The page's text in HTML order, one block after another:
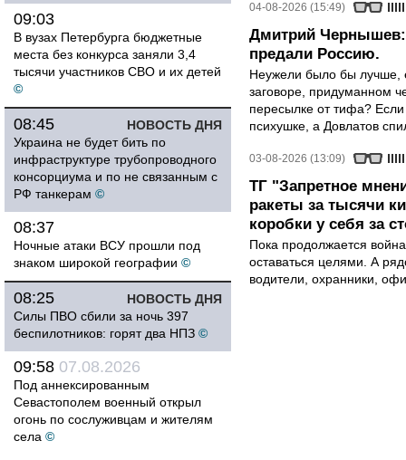
09:03
В вузах Петербурга бюджетные
места без конкурса заняли 3,4
тысячи участников СВО и их детей
©
НОВОСТЬ ДНЯ
08:45
Украина не будет бить по
инфраструктуре трубопроводного
консорциума и по не связанным с
РФ танкерам ©
08:37
Ночные атаки ВСУ прошли под
знаком широкой географии ©
НОВОСТЬ ДНЯ
08:25
Силы ПВО сбили за ночь 397
беспилотников: горят два НПЗ ©
09:58 07.08.2026
Под аннексированным
Севастополем военный открыл
огонь по сослуживцам и жителям
села ©
04-08-2026 (15:49)
Дмитрий Чернышев:
предали Россию.
Неужели было бы лучше,
заговоре, придуманном
пересылке от тифа?
психушке, а Довлатов
03-08-2026 (13:09)
ТГ "Запретное
ракеты за тысячи
коробки у себя за
Пока продолжается
оставаться целями. А
водители, охранники,